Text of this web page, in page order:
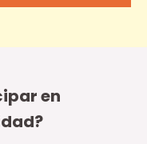
en